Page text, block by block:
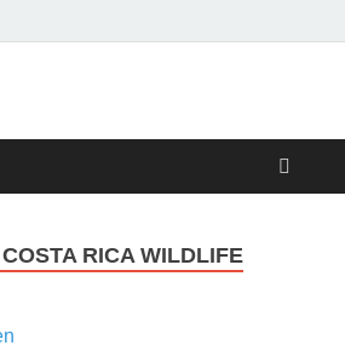
besten
Webseiten
Ihre perfekte
COSTA RICA WILDLIFE